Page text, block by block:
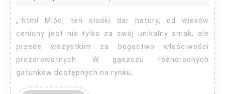
miodów
jest
najzdrowszy?
„`html Miód, ten słodki dar natury, od wieków
ceniony jest nie tylko za swój unikalny smak, ale
przede wszystkim za bogactwo właściwości
prozdrowotnych. W gąszczu różnorodnych
gatunków dostępnych na rynku,